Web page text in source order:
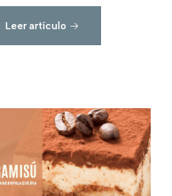
Leer artículo